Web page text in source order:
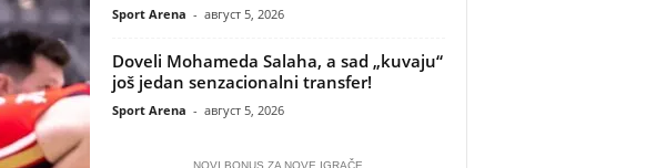
Sport Arena - август 5, 2026
Doveli Mohameda Salaha, a sad „kuvaju“
još jedan senzacionalni transfer!
Sport Arena - август 5, 2026
NOVI BONUS ZA NOVE IGRAČE